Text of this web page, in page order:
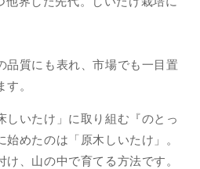
品質にも表れ、市場でも一目置
。
しいたけ」に取り組む『のとっ
めたのは「原木しいたけ」。
、山の中で育てる方法です。